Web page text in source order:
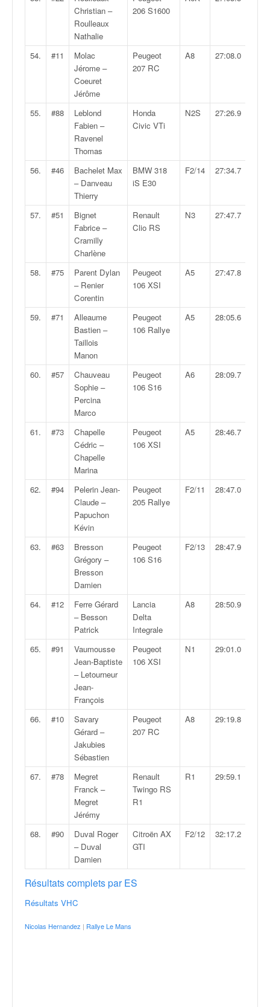
Christian –
Roulleaux
Nathalie
206 S1600
54. #11
Molac
Jérome –
Coeuret
Jérôme
Peugeot
207 RC
A8 27:08.0
55. #88
Leblond
Fabien –
Ravenel
Thomas
Honda
Civic VTi
N2S 27:26.9
56. #46
Bachelet Max
– Danveau
Thierry
BMW 318
iS E30
F2/14 27:34.7
57. #51
Bignet
Fabrice –
Cramilly
Charlène
Renault
Clio RS
N3 27:47.7
58. #75
Parent Dylan
– Renier
Corentin
Peugeot
106 XSI
A5 27:47.8
59. #71
Alleaume
Bastien –
Taillois
Manon
Peugeot
106 Rallye
A5 28:05.6
60. #57
Chauveau
Sophie –
Percina
Marco
Peugeot
106 S16
A6 28:09.7
61. #73
Chapelle
Cédric –
Chapelle
Marina
Peugeot
106 XSI
A5 28:46.7
62. #94
Pelerin Jean-
Claude –
Papuchon
Kévin
Peugeot
205 Rallye
F2/11 28:47.0
63. #63
Bresson
Grégory –
Bresson
Damien
Peugeot
106 S16
F2/13 28:47.9
64. #12
Ferre Gérard
– Besson
Patrick
Lancia
Delta
Integrale
A8 28:50.9
65. #91
Vaumousse
Jean-Baptiste
– Letourneur
Jean-
François
Peugeot
106 XSI
N1 29:01.0
66. #10
Savary
Gérard –
Jakubies
Sébastien
Peugeot
207 RC
A8 29:19.8
67. #78
Megret
Franck –
Megret
Jérémy
Renault
Twingo RS
R1
R1 29:59.1
68. #90
Duval Roger
– Duval
Damien
Citroën AX
GTI
F2/12 32:17.2
Résultats complets par ES
Résultats VHC
Nicolas Hernandez | Rallye Le Mans